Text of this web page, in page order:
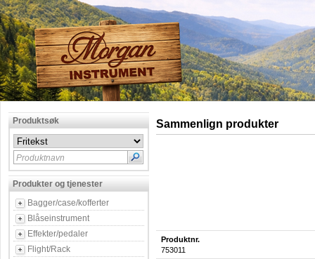
Produktsøk
Produktnavn
Produkter og tjenester
Bagger/case/kofferter
Blåseinstrument
Effekter/pedaler
Flight/Rack
Sammenlign produkter
Produktnr.
753011